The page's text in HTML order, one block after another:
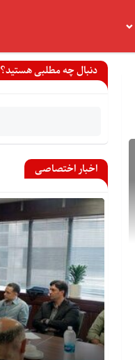
دنبال چه مطلبی هستید؟
اخبار اختصاصی